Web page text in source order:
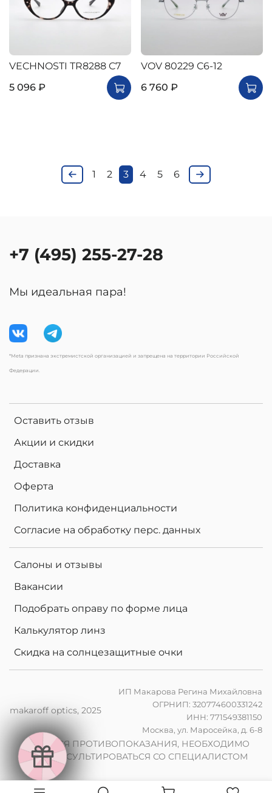
VECHNOSTI TR8288 C7
5 096 ₽
VOV 80229 C6-12
6 760 ₽
1 2 3 4 5 6
Оставить отзыв
Акции и скидки
Доставка
Оферта
Политика конфиденциальности
Согласие на обработку перс. данных
Салоны и отзывы
Вакансии
Подобрать оправу по форме лица
Калькулятор линз
Скидка на солнцезащитные очки
+7 (495) 255-27-28
Мы идеальная пара!
*Meta признана экстремистской организацией и запрещена на территории Российской
Федерации.
makaroff optics, 2025
ИП Макарова Регина Михайловна
ОГРНИП: 320774600331242
ИНН: 771549381150
Москва, ул. Маросейка, д. 6-8
ИМЕЮТСЯ ПРОТИВОПОКАЗАНИЯ, НЕОБХОДИМО
ПРОКОНСУЛЬТИРОВАТЬСЯ СО СПЕЦИАЛИСТОМ
2
0
%
н
а
к
о
м
п
ь
ю
т
ер
н
ы
е
л
и
н
з
ы
п
ри
з
а
к
а
з
е
о
ч
к
ов
2
0
%
н
а
ф
о
т
о
х
р
о
м
н
ы
е
л
и
н
з
ы
п
р
и
з
а
к
а
з
е
о
ч
к
ов